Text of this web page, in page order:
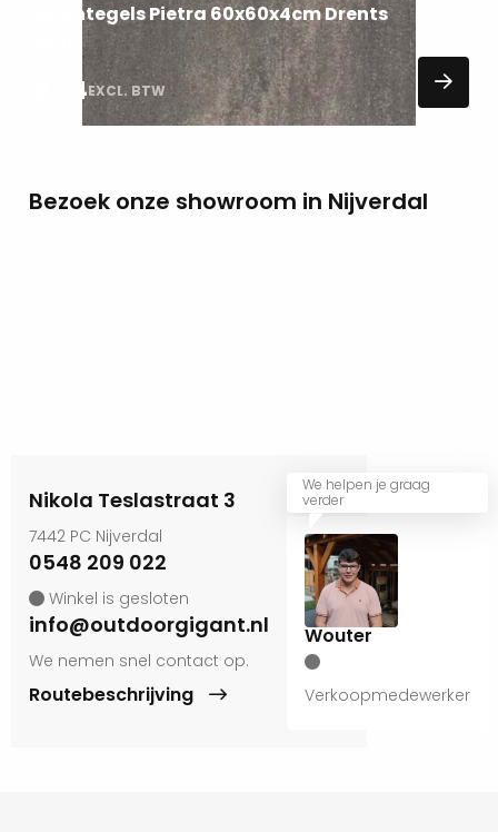
Betontegels Pietra 60x60x4cm Drents
6,74EXCL. BTW
Bezoek onze showroom in Nijverdal
We helpen je graag
verder
Wouter
Verkoopmedewerker
Nikola Teslastraat 3
7442 PC Nijverdal
0548 209 022
Winkel is gesloten
info@outdoorgigant.nl
We nemen snel contact op.
Routebeschrijving